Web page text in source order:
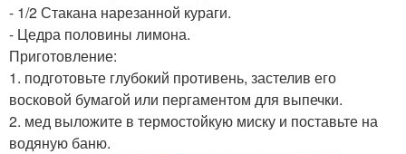
- 1/2 Стакана нарезанной кураги.
- Цедра половины лимона.
Приготовление:
1. подготовьте глубокий противень, застелив его
восковой бумагой или пергаментом для выпечки.
2. мед выложите в термостойкую миску и поставьте на
водяную баню.